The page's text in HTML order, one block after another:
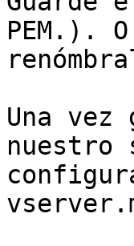
PEM.).
Una
nuestro